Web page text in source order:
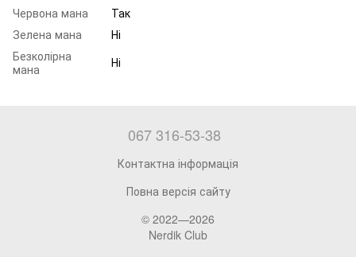
Червона мана
Так
Зелена мана
Ні
Безколірна
мана
Ні
067 316-53-38
Контактна інформація
Повна версія сайту
© 2022—2026
Nerdik Club